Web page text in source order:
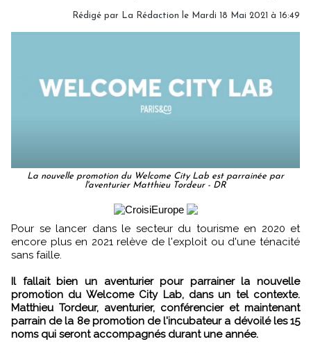
Rédigé par La Rédaction le Mardi 18 Mai 2021 à 16:49
La nouvelle promotion du Welcome City Lab est parrainée par
l'aventurier Matthieu Tordeur - DR
Pour se lancer dans le secteur du tourisme en 2020 et
encore plus en 2021 relève de l'exploit ou d'une ténacité
sans faille.
Il fallait bien un aventurier pour parrainer la nouvelle
promotion du Welcome City Lab, dans un tel contexte.
Matthieu Tordeur, aventurier, conférencier et maintenant
parrain de la 8e promotion de l'incubateur a dévoilé les 15
noms qui seront accompagnés durant une année.